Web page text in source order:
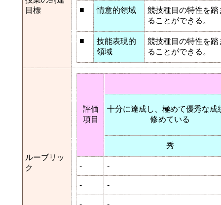
目標
■ 情意的領域
競技種目の特性を
ることができる。
■
技能表現的
領域
競技種目の特性を
ることができる。
ルーブリッ
ク
評価
項目
十分に達成し、極めて優秀な成
修めている
秀
- -
- -